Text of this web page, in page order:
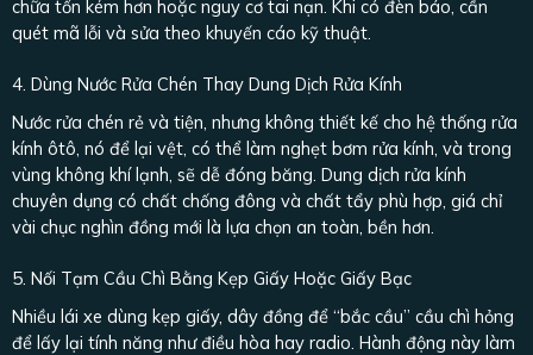
chữa tốn kém hơn hoặc nguy cơ tai nạn. Khi có đèn báo, cần
quét mã lỗi và sửa theo khuyến cáo kỹ thuật.
4. Dùng Nước Rửa Chén Thay Dung Dịch Rửa Kính
Nước rửa chén rẻ và tiện, nhưng không thiết kế cho hệ thống rửa
kính ôtô, nó để lại vệt, có thể làm nghẹt bơm rửa kính, và trong
vùng không khí lạnh, sẽ dễ đóng băng. Dung dịch rửa kính
chuyên dụng có chất chống đông và chất tẩy phù hợp, giá chỉ
vài chục nghìn đồng mới là lựa chọn an toàn, bền hơn.
5. Nối Tạm Cầu Chì Bằng Kẹp Giấy Hoặc Giấy Bạc
Nhiều lái xe dùng kẹp giấy, dây đồng để “bắc cầu” cầu chì hỏng
để lấy lại tính năng như điều hòa hay radio. Hành động này làm